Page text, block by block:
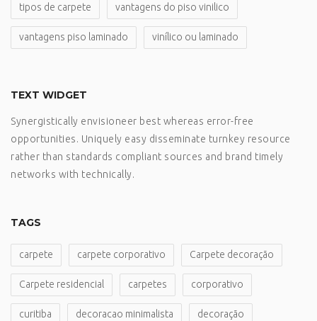
tipos de carpete vantagens do piso vinilico
vantagens piso laminado vinílico ou laminado
TEXT WIDGET
Synergistically envisioneer best whereas error-free
opportunities. Uniquely easy disseminate turnkey resource
rather than standards compliant sources and brand timely
networks with technically.
TAGS
carpete carpete corporativo Carpete decoração
Carpete residencial carpetes corporativo
curitiba decoracao minimalista decoração